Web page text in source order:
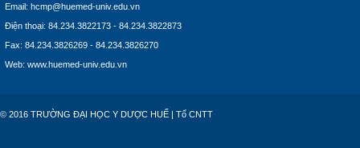
Email: hcmp@huemed-univ.edu.vn
Điện thoại: 84.234.3822173 - 84.234.3822873
Fax: 84.234.3826269 - 84.234.3826270
Web: www.huemed-univ.edu.vn
© 2016 TRƯỜNG ĐẠI HỌC Y DƯỢC HUẾ | Tổ CNTT